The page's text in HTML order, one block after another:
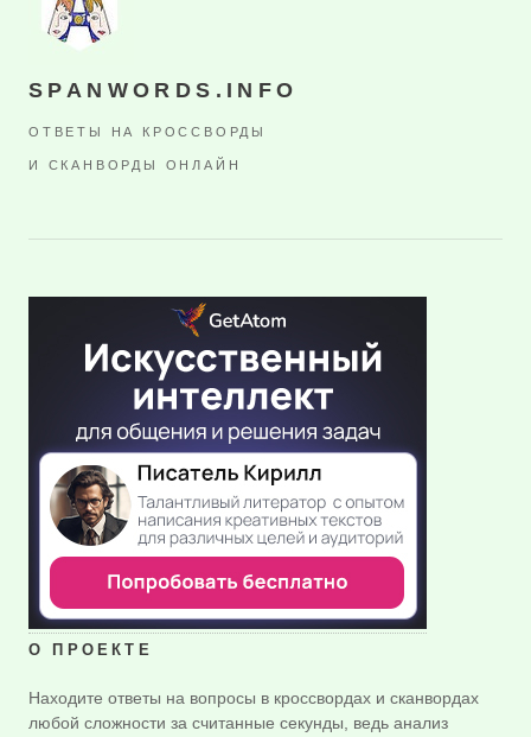
SPANWORDS.INFO
ОТВЕТЫ НА КРОССВОРДЫ
И СКАНВОРДЫ ОНЛАЙН
О ПРОЕКТЕ
Находите ответы на вопросы в кроссвордах и сканвордах
любой сложности за считанные секунды, ведь анализ